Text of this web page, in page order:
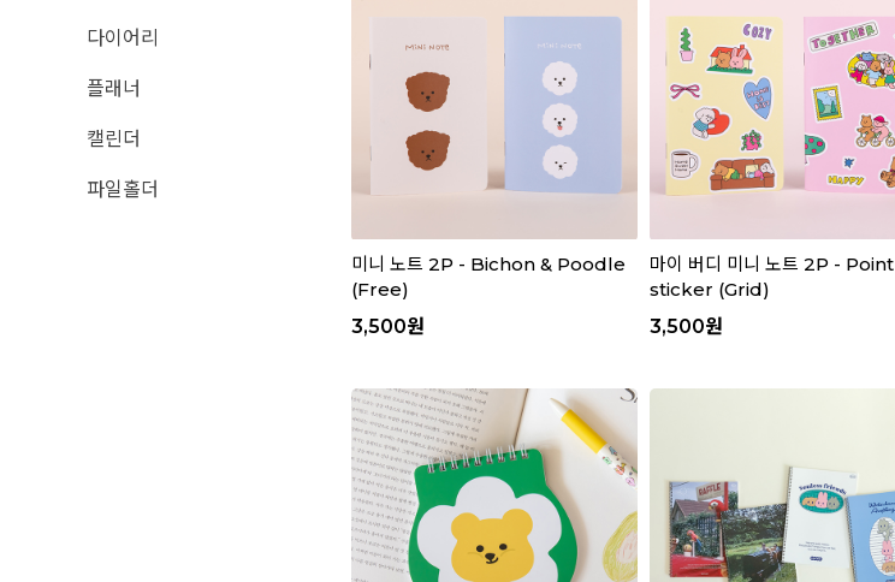
다이어리
플래너
캘린더
파일홀더
미니 노트 2P - Bichon & Poodle
(Free)
3,500원
마이 버디 미니 노트 2P - Point
sticker (Grid)
3,500원